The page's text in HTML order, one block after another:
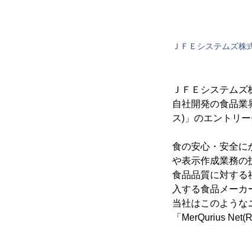
ＪＦＥシステムズ株
ＪＦＥシステム
自社開発の食品業
ス)」のエントリ
食の安心・安全に
や表示作成業務の
食品品質に対する
入する食品メーカ
当社はこのような
「MerQurius